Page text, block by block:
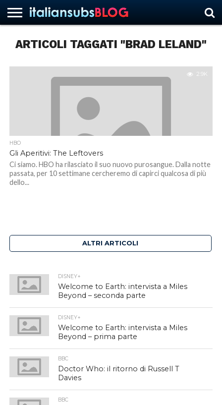
NEWS
ASCOLTI
RECENSIONI
INTERVISTE
CURIOSITÀ
CHI
CONTATTACI
FORUM
ITALIANSUBS
ARTICOLI TAGGATI "BRAD LELAND"
2.9K
HBO
Gli Aperitivi: The Leftovers
Ci siamo. HBO ha rilasciato il suo nuovo purosangue. Dalla notte
passata, per 10 settimane cercheremo di capirci qualcosa di più
dello...
ALTRI ARTICOLI
DISNEY+
Welcome to Earth: intervista a Miles
Beyond – seconda parte
DISNEY+
Welcome to Earth: intervista a Miles
Beyond – prima parte
BBC
Doctor Who: il ritorno di Russell T
Davies
BBC